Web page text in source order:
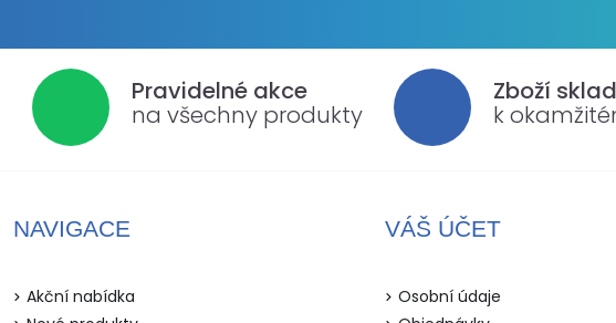
Pravidelné akce
na všechny produkty
Zboží
k
NAVIGACE
Akční nabídka
VÁŠ ÚČET
Osobní údaje